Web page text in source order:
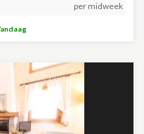
per midweek